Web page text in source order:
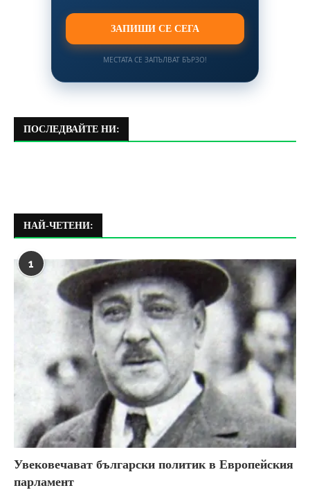
ЗАПИШИ СЕ СЕГА
МЕСТАТА СЕ ЗАПЪЛВАТ БЪРЗО!
ПОСЛЕДВАЙТЕ НИ:
НАЙ-ЧЕТЕНИ:
1
Увековечават български политик в Европейския
парламент